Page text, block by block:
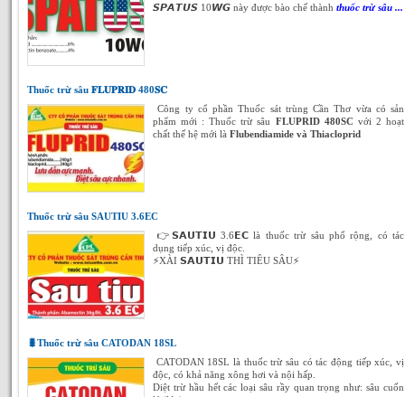
𝙎𝙋𝘼𝙏𝙐𝙎 10𝙒𝙂 này được bào chế thành thuốc trừ sâu ...
Thuốc trừ sâu 𝐅𝐋𝐔𝐏𝐑𝐈𝐃 480𝐒𝐂
Công ty cổ phần Thuốc sát trùng Cần Thơ vừa có sản
phẩm mới : Thuốc trừ sâu FLUPRID 480SC với 2 hoạt
chất thế hệ mới là Flubendiamide và Thiacloprid
Thuốc trừ sâu SAUTIU 3.6EC
👉𝗦𝗔𝗨𝗧𝗜𝗨 3.6𝗘𝗖 là thuốc trừ sâu phổ rộng, có tác
dụng tiếp xúc, vị độc.
⚡️XÀI 𝗦𝗔𝗨𝗧𝗜𝗨 THÌ TIÊU SÂU⚡
🐛Thuốc trừ sâu CATODAN 18SL
CATODAN 18SL là thuốc trừ sâu có tác động tiếp xúc, vị
độc, có khả năng xông hơi và nội hấp.
Diệt trừ hầu hết các loại sâu rầy quan trọng như: sâu cuốn